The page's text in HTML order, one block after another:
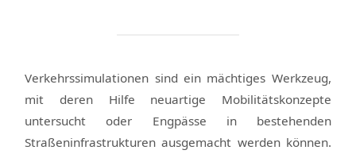
Verkehrssimulationen sind ein mächtiges Werkzeug,
mit deren Hilfe neuartige Mobilitätskonzepte
untersucht oder Engpässe in bestehenden
Straßeninfrastrukturen ausgemacht werden können.